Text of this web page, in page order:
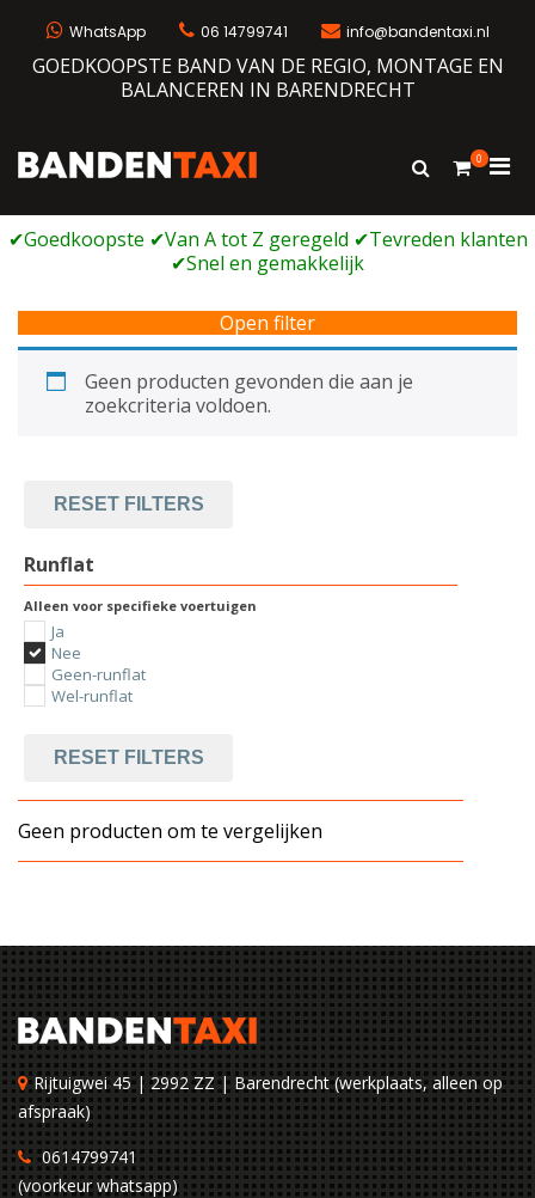
WhatsApp 06 14799741 info@bandentaxi.nl
GOEDKOOPSTE BAND VAN DE REGIO, MONTAGE EN
BALANCEREN IN BARENDRECHT
Bandengarage met eigen webshop
Toon
0
voor
Open filter
Geen producten gevonden die aan je
zoekcriteria voldoen.
RESET FILTERS
Runflat
Alleen voor specifieke voertuigen
Ja
Nee
Geen-runflat
Wel-runflat
RESET FILTERS
Geen producten om te vergelijken
Rijtuigwei 45 | 2992 ZZ | Barendrecht (werkplaats, alleen op
afspraak)
0614799741
(voorkeur whatsapp)